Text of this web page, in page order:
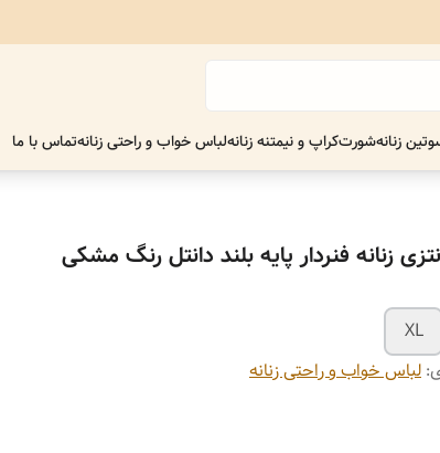
زنانهشورتکراپ و نیمتنه زنانهلباس خواب و راحتی زنانهتماس با ما
زنانه فنردار پایه بلند دانتل رنگ مشکی
XL
: لباس خواب و راحتی زنانه